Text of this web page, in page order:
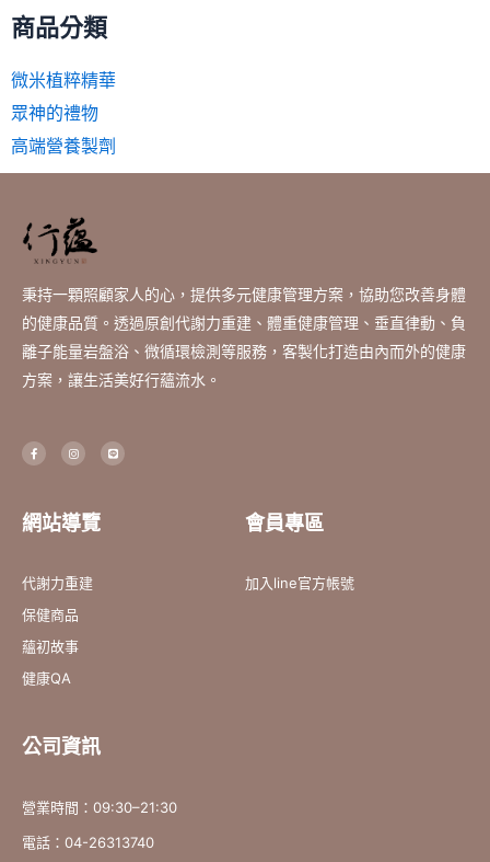
商品分類
微米植粹精華
眾神的禮物
高端營養製劑
秉持一顆照顧家人的心，提供多元健康管理方案，協助您改善身體
的健康品質。透過原創代謝力重建、體重健康管理、垂直律動、負
離子能量岩盤浴、微循環檢測等服務，客製化打造由內而外的健康
方案，讓生活美好行蘊流水。
F
a
c
k
-
I
n
s
a
m
L
i
n
網站導覽
代謝力重建
保健商品
蘊初故事
健康QA
會員專區
加入line官方帳號
公司資訊
營業時間：09:30–21:30
電話：04-26313740